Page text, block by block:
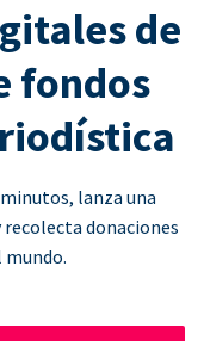
de
fondos
lanza una
donaciones
mundo.